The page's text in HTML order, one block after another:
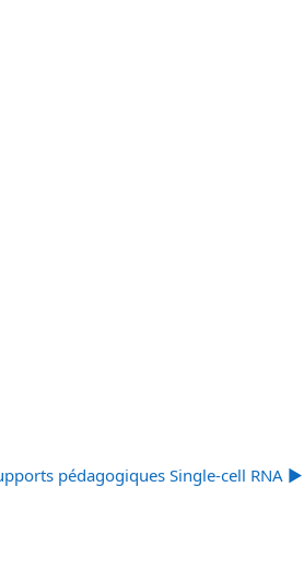
pédagogiques Single-cell RNA ▶︎